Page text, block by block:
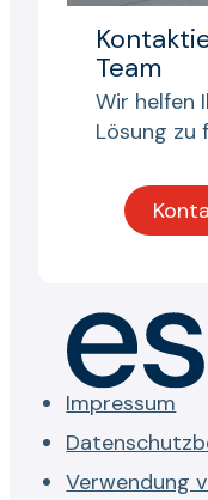
Team
Wir helfen
Lösung zu
Impressum
Verwendung